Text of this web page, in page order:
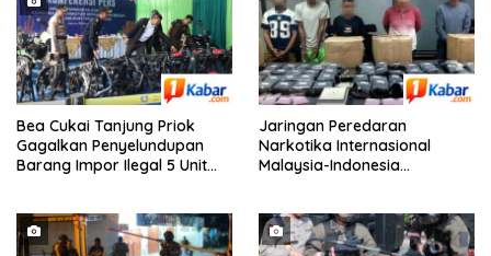
Bea Cukai Tanjung Priok
Gagalkan Penyelundupan
Barang Impor Ilegal 5 Unit
Frame Rangka Bekas Asal
Tiongkok
Jaringan Peredaran
Narkotika Internasional
Malaysia-Indonesia
Sabu dan 5.200 Butir Pil
Ekstasi